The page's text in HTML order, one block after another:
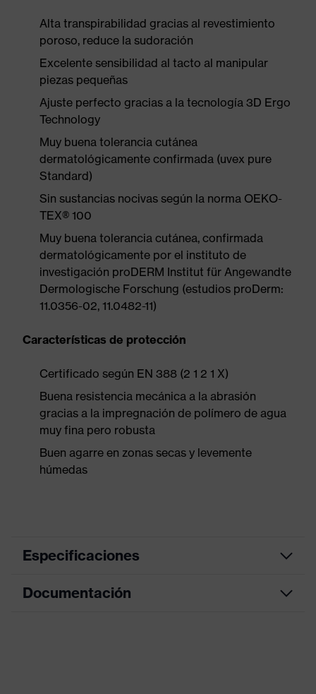
Alta transpirabilidad gracias al revestimiento
poroso, reduce la sudoración
Excelente sensibilidad al tacto al manipular
piezas pequeñas
Ajuste perfecto gracias a la tecnología 3D Ergo
Technology
Muy buena tolerancia cutánea
dermatológicamente confirmada (uvex pure
Standard)
Sin sustancias nocivas según la norma OEKO-
TEX® 100
Muy buena tolerancia cutánea, confirmada
dermatológicamente por el instituto de
investigación proDERM Institut für Angewandte
Dermologische Forschung (estudios proDerm:
11.0356-02, 11.0482-11)
Características de protección
Certificado según EN 388 (2 1 2 1 X)
Buena resistencia mecánica a la abrasión
gracias a la impregnación de polímero de agua
muy fina pero robusta
Buen agarre en zonas secas y levemente
húmedas
Especificaciones
Información
Documentación